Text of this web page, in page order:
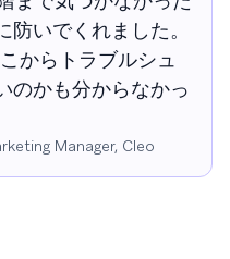
いでくれました。
からトラブルシュ
のかも分からなかっ
‌, Cleo​​​​‌